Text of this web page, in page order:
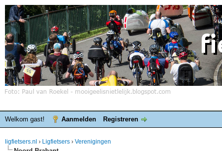
Welkom gast! Aanmelden Registreren
ligfietsers.nl › Ligfietsers › Verenigingen